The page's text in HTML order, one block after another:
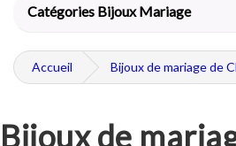
Catégories Bijoux Mariage
Accueil Bijoux de mariage de
Bijoux de